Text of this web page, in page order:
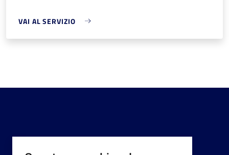
VAI AL SERVIZIO